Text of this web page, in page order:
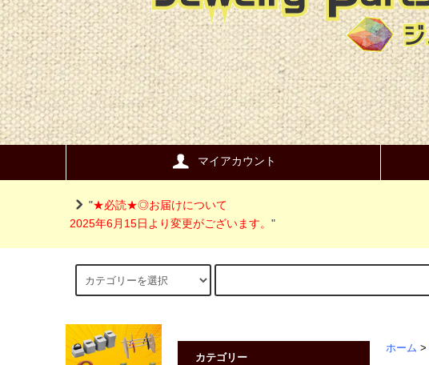
マイアカウント
"★必読★◎お届けについて
2025年6月15日より変更がございます。 "
ホーム >
カテゴリー